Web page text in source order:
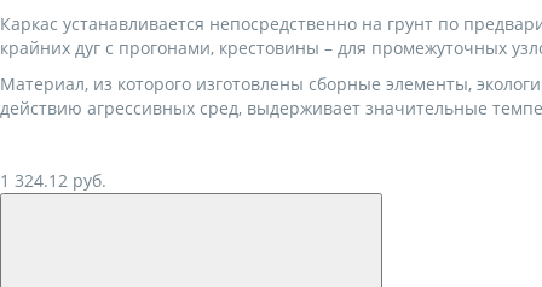
Каркас устанавливается непосредственно на грунт по
крайних дуг с прогонами, крестовины – для промежуточных
Материал, из которого изготовлены сборные элементы,
действию агрессивных сред, выдерживает значительные
1 324.12 руб.